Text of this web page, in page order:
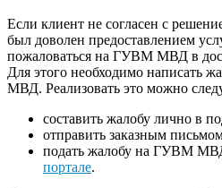
Если клиент не согласен с
был доволен предоставлением
пожаловаться на ГУВМ МВД в
Для этого необходимо написать
МВД. Реализовать это можно
составить жалобу лично в
отправить заказным
подать жалобу на ГУВМ
портале.